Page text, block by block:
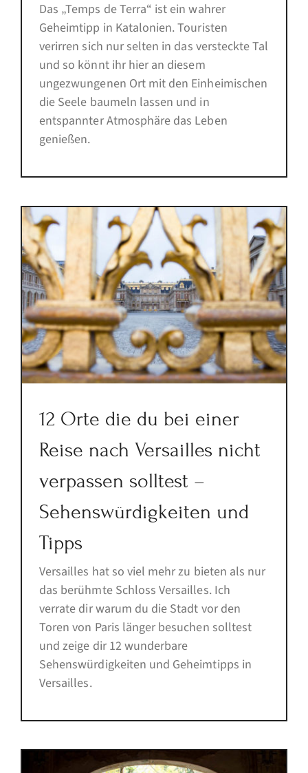
Das „Temps de Terra“ ist ein wahrer
Geheimtipp in Katalonien. Touristen
verirren sich nur selten in das versteckte Tal
und so könnt ihr hier an diesem
ungezwungenen Ort mit den Einheimischen
die Seele baumeln lassen und in
entspannter Atmosphäre das Leben
genießen.
12 Orte die du bei einer
Reise nach Versailles nicht
verpassen solltest –
Sehenswürdigkeiten und
Tipps
Versailles hat so viel mehr zu bieten als nur
das berühmte Schloss Versailles. Ich
verrate dir warum du die Stadt vor den
Toren von Paris länger besuchen solltest
und zeige dir 12 wunderbare
Sehenswürdigkeiten und Geheimtipps in
Versailles.